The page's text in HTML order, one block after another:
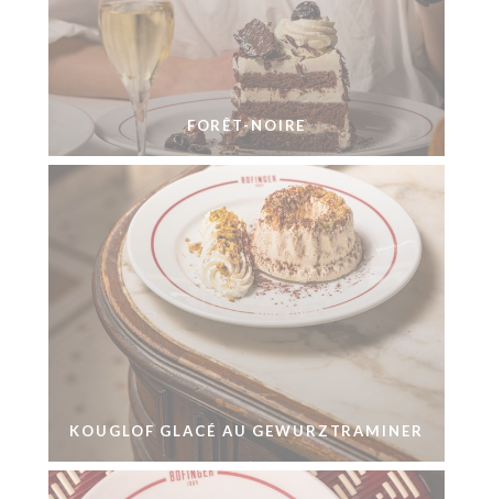
FORÊT-NOIRE
KOUGLOF GLACÉ AU GEWURZTRAMINER